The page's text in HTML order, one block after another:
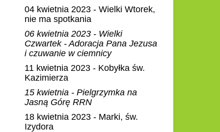
04 kwietnia 2023 - Wielki Wtorek,
nie ma spotkania
06 kwietnia 2023 - Wielki
Czwartek - Adoracja Pana Jezusa
i czuwanie w ciemnicy
11 kwietnia 2023 - Kobyłka św.
Kazimierza
15 kwietnia - Pielgrzymka na
Jasną Górę RRN
18 kwietnia 2023 - Marki, św.
Izydora